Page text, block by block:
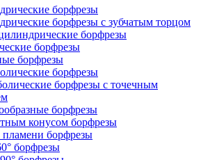
борфрезы
борфрезы с зубчатым торцом
борфрезы
борфрезы
борфрезы
борфрезы
борфрезы с точечным
борфрезы
конусом борфрезы
борфрезы
борфрезы